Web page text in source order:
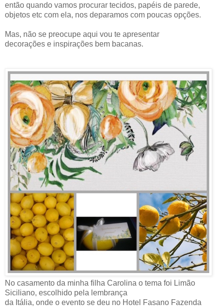
então quando vamos procurar tecidos, papéis de parede,
objetos etc com ela, nos deparamos com poucas opções.
Mas, não se preocupe aqui vou te apresentar
decorações e inspirações bem bacanas.
No casamento da minha filha Carolina o tema foi Limão
Siciliano, escolhido pela lembrança
da Itália, onde o evento se deu no Hotel Fasano Fazenda